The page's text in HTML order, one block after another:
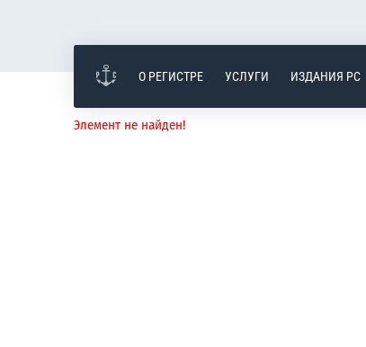
О РЕГИСТРЕ УСЛУГИ ИЗДАНИЯ РС
Элемент не найден!